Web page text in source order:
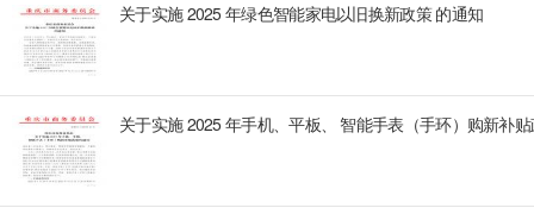
关于实施 2025 年绿色智能家电以旧换新政策 的通知
关于实施 2025 年手机、平板、 智能手表（手环）购新补